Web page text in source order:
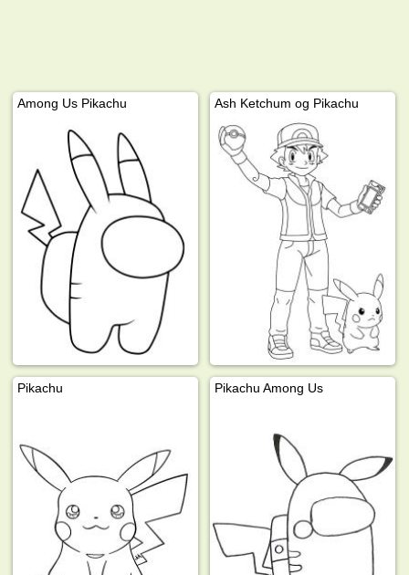
Among Us Pikachu Ash Ketchum og Pikachu
Pikachu Pikachu Among Us